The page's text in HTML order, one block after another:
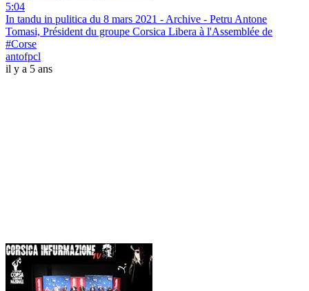
5:04
In tandu in pulitica du 8 mars 2021 - Archive - Petru Antone
Tomasi, Président du groupe Corsica Libera à l'Assemblée de
#Corse
antofpcl
il y a 5 ans